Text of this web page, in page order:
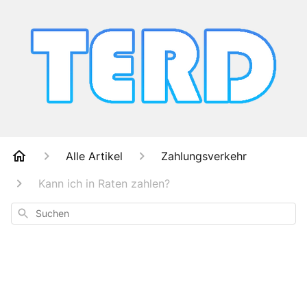
Alle Artikel
Zahlungsverkehr
Kann ich in Raten zahlen?
Suchen